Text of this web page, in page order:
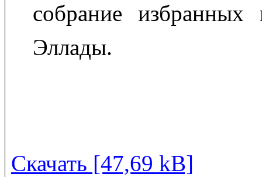
собрание
Эллады.
Скачать [47,69 kB]